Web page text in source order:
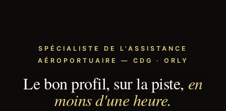
SPÉCIALISTE DE L'ASSISTANCE
AÉROPORTUAIRE — CDG · ORLY
Le bon profil, sur la piste, en
moins d'une heure.